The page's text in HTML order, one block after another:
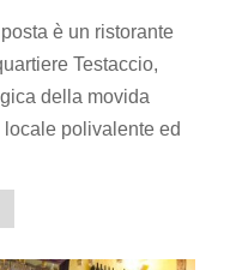
è un ristorante
Testaccio,
della movida
locale polivalente ed